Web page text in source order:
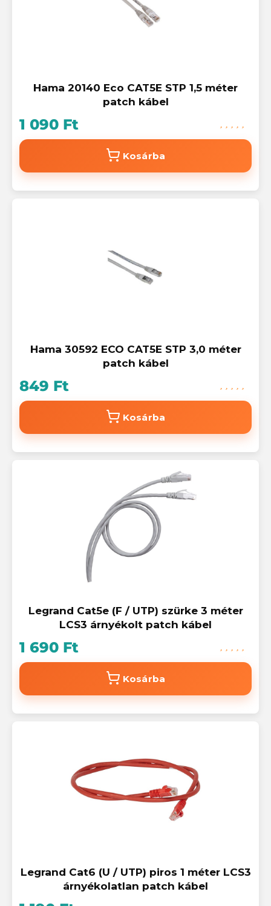
Hama 20140 Eco CAT5E STP 1,5 méter
patch kábel
1 090 Ft
Kosárba
Hama 30592 ECO CAT5E STP 3,0 méter
patch kábel
849 Ft
Kosárba
Legrand Cat5e (F / UTP) szürke 3 méter
LCS3 árnyékolt patch kábel
1 690 Ft
Kosárba
Legrand Cat6 (U / UTP) piros 1 méter LCS3
árnyékolatlan patch kábel